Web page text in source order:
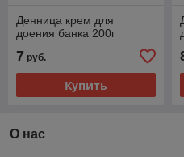
Денница крем для
доения банка 200г
7 руб.
Купить
О нас